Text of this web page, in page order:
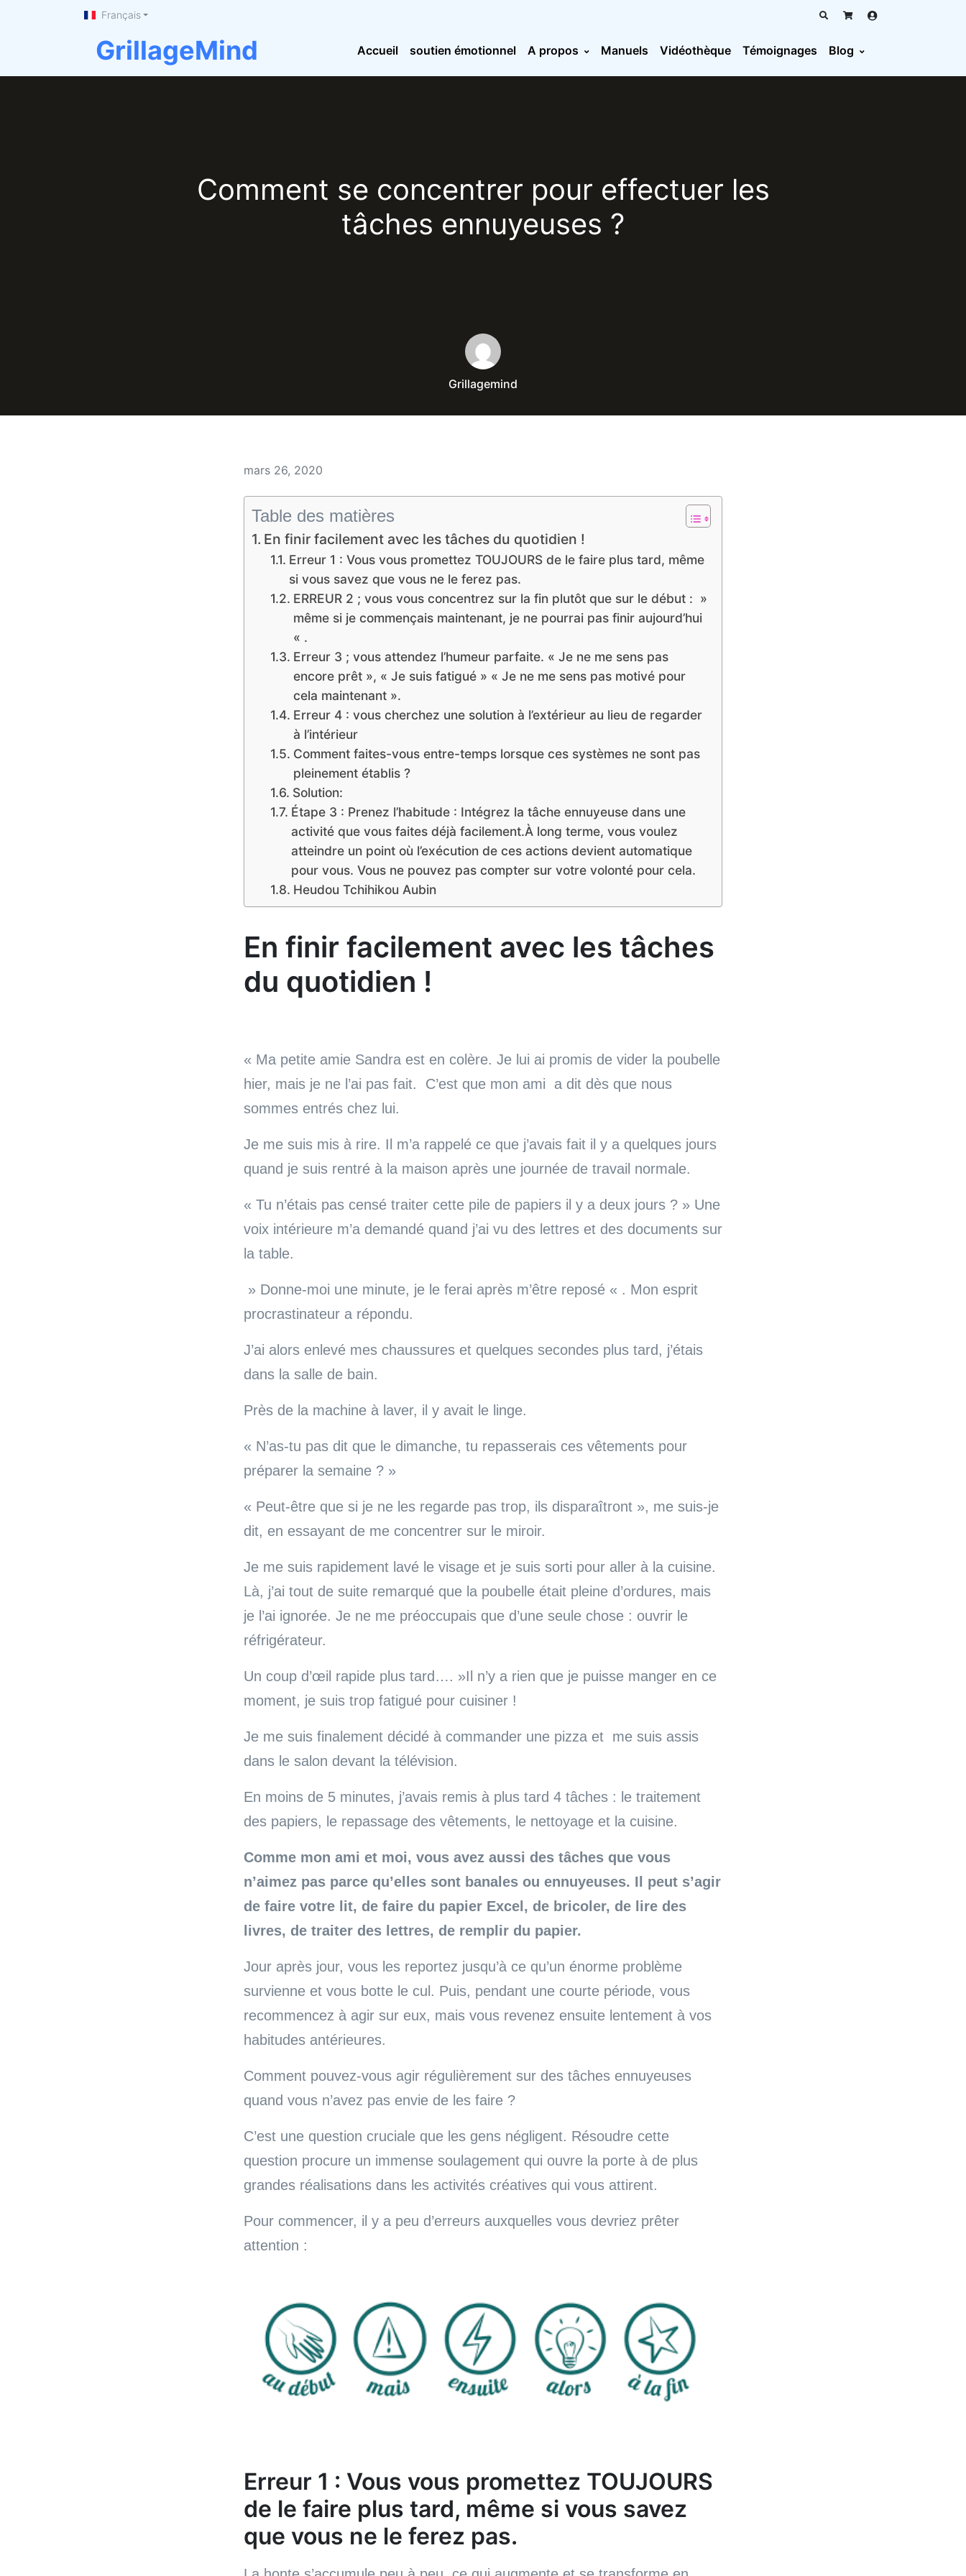
Français
GrillageMind Accueil soutien émotionnel A propos Manuels Vidéothèque Témoignages Blog
Comment se concentrer pour effectuer les
tâches ennuyeuses ?
Grillagemind
mars 26, 2020
Table des matières
En finir facilement avec les tâches du quotidien !
Erreur 1 : Vous vous promettez TOUJOURS de le faire plus tard, même
si vous savez que vous ne le ferez pas.
ERREUR 2 ; vous vous concentrez sur la fin plutôt que sur le début : »
même si je commençais maintenant, je ne pourrai pas finir aujourd’hui
« .
Erreur 3 ; vous attendez l’humeur parfaite. « Je ne me sens pas
encore prêt », « Je suis fatigué » « Je ne me sens pas motivé pour
cela maintenant ».
Erreur 4 : vous cherchez une solution à l’extérieur au lieu de regarder
à l’intérieur
Comment faites-vous entre-temps lorsque ces systèmes ne sont pas
pleinement établis ?
Solution:
Étape 3 : Prenez l’habitude : Intégrez la tâche ennuyeuse dans une
activité que vous faites déjà facilement.À long terme, vous voulez
atteindre un point où l’exécution de ces actions devient automatique
pour vous. Vous ne pouvez pas compter sur votre volonté pour cela.
Heudou Tchihikou Aubin
En finir facilement avec les tâches
du quotidien !
« Ma petite amie Sandra est en colère. Je lui ai promis de vider la poubelle
hier, mais je ne l’ai pas fait. C’est que mon ami a dit dès que nous
sommes entrés chez lui.
Je me suis mis à rire. Il m’a rappelé ce que j’avais fait il y a quelques jours
quand je suis rentré à la maison après une journée de travail normale.
« Tu n’étais pas censé traiter cette pile de papiers il y a deux jours ? » Une
voix intérieure m’a demandé quand j’ai vu des lettres et des documents sur
la table.
» Donne-moi une minute, je le ferai après m’être reposé « . Mon esprit
procrastinateur a répondu.
J’ai alors enlevé mes chaussures et quelques secondes plus tard, j’étais
dans la salle de bain.
Près de la machine à laver, il y avait le linge.
« N’as-tu pas dit que le dimanche, tu repasserais ces vêtements pour
préparer la semaine ? »
« Peut-être que si je ne les regarde pas trop, ils disparaîtront », me suis-je
dit, en essayant de me concentrer sur le miroir.
Je me suis rapidement lavé le visage et je suis sorti pour aller à la cuisine.
Là, j’ai tout de suite remarqué que la poubelle était pleine d’ordures, mais
je l’ai ignorée. Je ne me préoccupais que d’une seule chose : ouvrir le
réfrigérateur.
Un coup d’œil rapide plus tard…. »Il n’y a rien que je puisse manger en ce
moment, je suis trop fatigué pour cuisiner !
Je me suis finalement décidé à commander une pizza et me suis assis
dans le salon devant la télévision.
En moins de 5 minutes, j’avais remis à plus tard 4 tâches : le traitement
des papiers, le repassage des vêtements, le nettoyage et la cuisine.
Comme mon ami et moi, vous avez aussi des tâches que vous
n’aimez pas parce qu’elles sont banales ou ennuyeuses. Il peut s’agir
de faire votre lit, de faire du papier Excel, de bricoler, de lire des
livres, de traiter des lettres, de remplir du papier.
Jour après jour, vous les reportez jusqu’à ce qu’un énorme problème
survienne et vous botte le cul. Puis, pendant une courte période, vous
recommencez à agir sur eux, mais vous revenez ensuite lentement à vos
habitudes antérieures.
Comment pouvez-vous agir régulièrement sur des tâches ennuyeuses
quand vous n’avez pas envie de les faire ?
C’est une question cruciale que les gens négligent. Résoudre cette
question procure un immense soulagement qui ouvre la porte à de plus
grandes réalisations dans les activités créatives qui vous attirent.
Pour commencer, il y a peu d’erreurs auxquelles vous devriez prêter
attention :
Erreur 1 : Vous vous promettez TOUJOURS
de le faire plus tard, même si vous savez
que vous ne le ferez pas.